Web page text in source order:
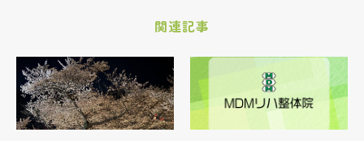
関連記事